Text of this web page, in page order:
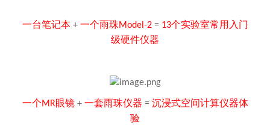
一台笔记本+ 一个雨珠Model-2 = 13个实验室常用入门
级硬件仪器
一个MR眼镜+ 一套雨珠仪器 = 沉浸式空间计算仪器体
验